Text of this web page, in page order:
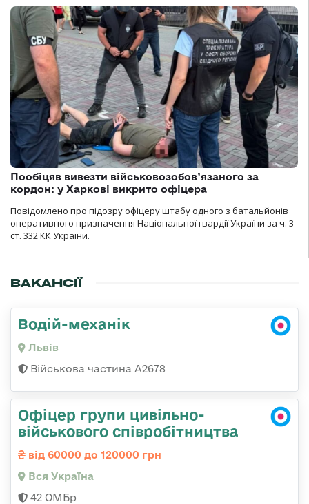
Пообіцяв вивезти військовозобов’язаного за
кордон: у Харкові викрито офіцера
Повідомлено про підозру офіцеру штабу одного з батальйонів
оперативного призначення Національної гвардії України за ч. 3
ст. 332 КК України.
ВАКАНСІЇ
Водій-механік
Львів
Військова частина А2678
Офіцер групи цивільно-
військового співробітництва
від 60000 до 120000 грн
Вся Україна
42 ОМБр